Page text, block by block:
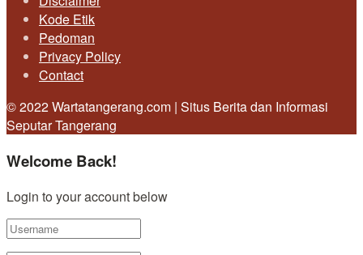
Kode Etik
Pedoman
Privacy Policy
Contact
© 2022 Wartatangerang.com | Situs Berita dan Informasi
Seputar Tangerang
Welcome Back!
Login to your account below